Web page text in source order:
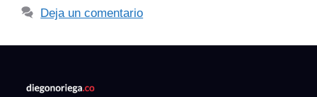
Deja un comentario